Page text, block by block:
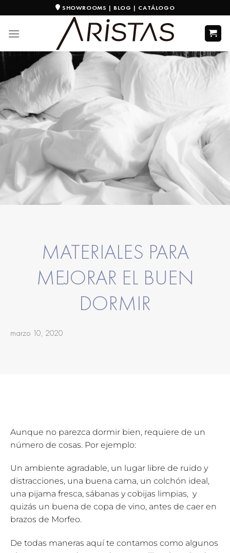
SHOWROOMS | BLOG | CATÁLOGO
MATERIALES PARA
MEJORAR EL BUEN
DORMIR
marzo 10, 2020
Aunque no parezca dormir bien, requiere de un
número de cosas. Por ejemplo:
Un ambiente agradable, un lugar libre de ruido y
distracciones, una buena cama, un colchón ideal,
una pijama fresca, sábanas y cobijas limpias, y
quizás un buena de copa de vino, antes de caer en
brazos de Morfeo.
De todas maneras aquí te contamos como algunos